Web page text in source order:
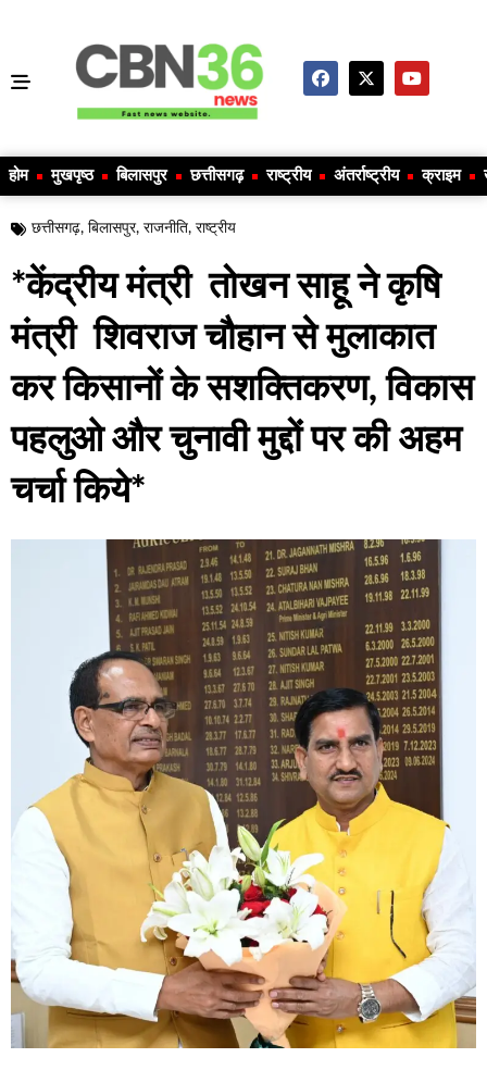
होम मुखपृष्ठ बिलासपुर छत्तीसगढ़ राष्ट्रीय अंतर्राष्ट्रीय क्राइम
छत्तीसगढ़, बिलासपुर, राजनीति, राष्ट्रीय
*केंद्रीय मंत्री तोखन साहू ने कृषि
मंत्री शिवराज चौहान से मुलाकात
कर किसानों के सशक्तिकरण, विकास
पहलुओ और चुनावी मुद्दों पर की अहम
चर्चा किये*